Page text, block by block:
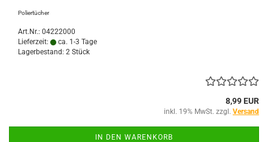
Poliertücher
Art.Nr.: 04222000
Lieferzeit:
ca. 1-3 Tage
Lagerbestand: 2 Stück
8,99 EUR
inkl. 19% MwSt. zzgl. Versand
IN DEN WARENKORB